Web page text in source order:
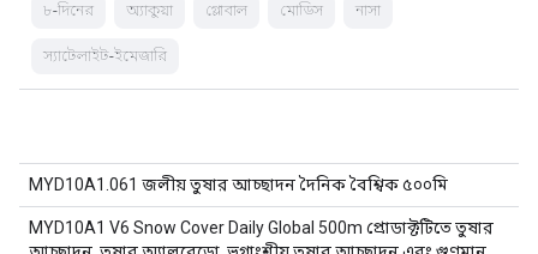
৮-দিনের অ্যাকুয়া গ্লোবাল মোডিস নাসা
স্যাটেলাইট-ইমেজারি
MYD10A1.061 জলীয় তুষার আচ্ছাদন দৈনিক বৈশ্বিক ৫০০মি
MYD10A1 V6 Snow Cover Daily Global 500m প্রোডাক্টটিতে তুষার